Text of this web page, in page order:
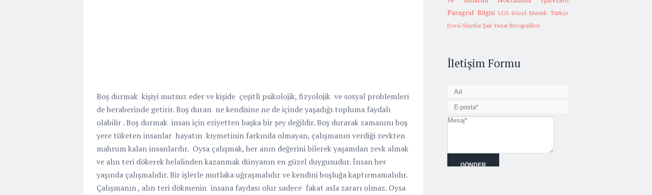
Boş durmak kişiyi mutsuz eder ve kişide çeşitli psikolojik, fizyolojik ve sosyal problemleri
de beraberinde getirir. Boş duran ne kendisine ne de içinde yaşadığı topluma faydalı
olabilir . Boş durmak insan için eziyetten başka bir şey değildir. Boş durarak zamanını boş
yere tüketen insanlar hayatın kıymetinin farkında olmayan, çalışmanın verdiği zevkten
mahrum kalan insanlardır. Oysa çalışmak, her anın değerini bilerek yaşamdan zevk almak
ve alın teri dökerek helalinden kazanmak dünyanın en güzel duygusudur. İnsan her
yaşında çalışmalıdır. Bir işlerle mutlaka uğraşmalıdır ve kendini boşluğa kaptırmamalıdır.
Çalışmanın , alın teri dökmenin insana faydası olur sadece fakat asla zararı olmaz. Oysa
Paragraf Bilgisi LGS-Sözel Mantık Türkçe
Dersi Slaytlar Şair Yazar Biyografileri
İletişim Formu